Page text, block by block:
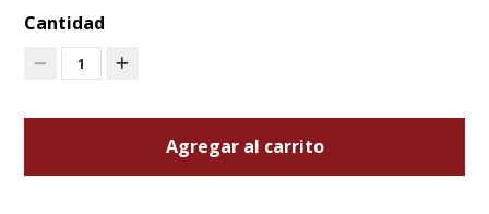
Cantidad
1
Agregar al carrito